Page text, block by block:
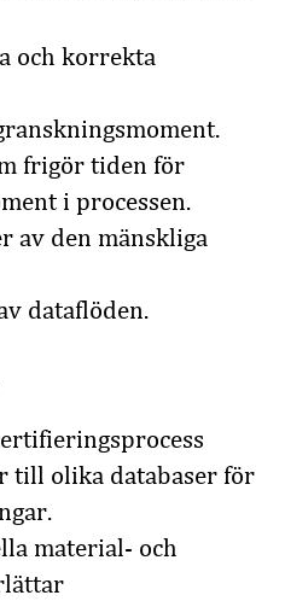
och korrekta
frigör tiden för
i processen.
av den mänskliga
dataflöden.
till olika databaser för
material- och